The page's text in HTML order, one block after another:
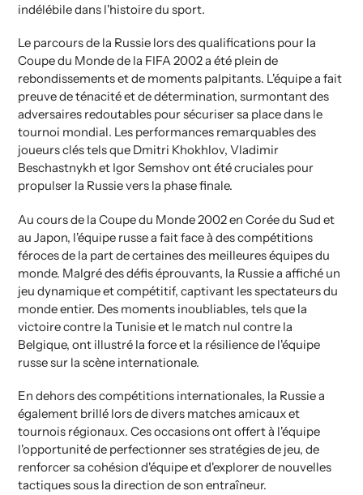
indélébile dans l'histoire du sport.
Le parcours de la Russie lors des qualifications pour la
Coupe du Monde de la FIFA 2002 a été plein de
rebondissements et de moments palpitants. L'équipe a fait
preuve de ténacité et de détermination, surmontant des
adversaires redoutables pour sécuriser sa place dans le
tournoi mondial. Les performances remarquables des
joueurs clés tels que Dmitri Khokhlov, Vladimir
Beschastnykh et Igor Semshov ont été cruciales pour
propulser la Russie vers la phase finale.
Au cours de la Coupe du Monde 2002 en Corée du Sud et
au Japon, l'équipe russe a fait face à des compétitions
féroces de la part de certaines des meilleures équipes du
monde. Malgré des défis éprouvants, la Russie a affiché un
jeu dynamique et compétitif, captivant les spectateurs du
monde entier. Des moments inoubliables, tels que la
victoire contre la Tunisie et le match nul contre la
Belgique, ont illustré la force et la résilience de l'équipe
russe sur la scène internationale.
En dehors des compétitions internationales, la Russie a
également brillé lors de divers matches amicaux et
tournois régionaux. Ces occasions ont offert à l'équipe
l'opportunité de perfectionner ses stratégies de jeu, de
renforcer sa cohésion d'équipe et d'explorer de nouvelles
tactiques sous la direction de son entraîneur.